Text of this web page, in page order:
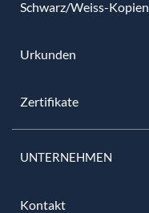
Schwarz/Weiss-Kopien
Urkunden
Zertifikate
UNTERNEHMEN
Kontakt